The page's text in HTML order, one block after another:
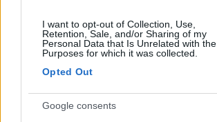
I want to opt-out of Collection, Use,
Retention, Sale, and/or Sharing of my
Personal Data that Is Unrelated with the
Purposes for which it was collected.
Opted Out
Google consents
Area di sosta (AA)